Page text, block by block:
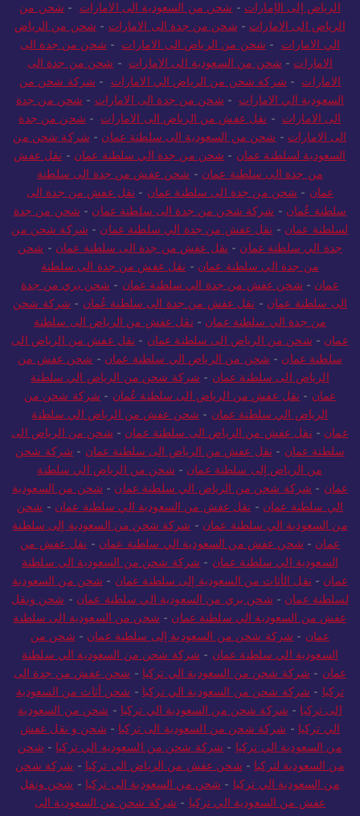
الرياض إلى الإمارات -شحن من السعودية الى الامارات-شحن من
الرياض الى الامارات-شحن من جدة الى الامارات- شحن من الرياض
الي الامارات-شحن من الرياض الى الامارات-شحن من جدة الى
الامارات-شحن من السعودية الى الامارات-شحن من جدة الى
الامارات-شركة شحن من الرياض الي الامارات- شركة شحن من
السعودية الي الامارات-شحن من جدة الى الامارات-شحن من جدة
الى الامارات-نقل عفش من الرياض الى الامارات-شحن من جدة
الى الامارات-شحن من السعودية الى سلطنة عمان -شركة شحن من
السعودية لسلطنة عمان -شحن من جدة الي سلطنة عمان -نقل عفش
من جدة الى سلطنة عمان -شحن عفش من جدة الى سلطنة
عمان -شحن من جدة الى سلطنة عمان -نقل عفش من جدة الى
سلطنة عُمان -شركة شحن من جدة الى سلطنة عمان -شحن من جدة
لسلطنة عمان -نقل عفش من جدة الي سلطنة عمان
شركة شحن من
جدة الي سلطنة عمان -نقل عفش من جدة الى سلطنة عمان -شحن
من جدة الي سلطنة عمان -نقل عفش من جدة الى سلطنة
عمان -شحن عفش من جدة الي سلطنة عمان -شحن بري من جدة
الى سلطنة عمان -نقل عفش من جدة الى سلطنة عُمان
شركة شحن
من جدة الي سلطنة عمان -نقل عفش من الرياض الى سلطنة
عمان -شحن من الرياض الى سلطنة عمان -نقل عفش من الرياض الى
سلطنة عمان -شحن من الرياض الي سلطنة عمان -شحن عفش من
الرياض الى سلطنة عمان -شركة شحن من الرياض الي سلطنة
عمان -نقل عفش من الرياض الى سلطنة عُمان -شركة شحن من
الرياض الي سلطنة عمان -شحن عفش من الرياض الي سلطنة
عمان -نقل عفش من الرياض الى سلطنة عمان -شحن من الرياض الى
سلطنة عمان
نقل عفش من الرياض الى سلطنة عمان
شركة شحن
من الرياض إلى سلطنة عمان -شحن من الرياض الي سلطنة
عمان
شركة شحن من الرياض الي سلطنة عمان
شحن من السعودية
الي سلطنة عمان -نقل عفش من السعودية الي سلطنة عمان -شحن
من السعودية الي سلطنة عمان -شركة شحن من السعودية إلى سلطنة
عمان -شحن عفش من السعودية الي سلطنة عمان -نقل عفش من
السعودية الي سلطنة عمان -شركة شحن من السعودية الي سلطنة
عمان -نقل الأثاث من السعودية إلى سلطنة عمان -شحن من السعودية
لسلطنة عمان -شحن بري من السعودية الي سلطنة عمان -شحن ونقل
عفش من السعودية الي سلطنة عمان -شحن من السعودية الى سلطنة
عمان
شركة شحن من السعودية إلى سلطنة عمان -شحن من
السعودية الي سلطنة عمان -شركة شحن من السعودية الي سلطنة
عمان
شركة شحن من السعودية الي تركيا -شحن عفش من جدة الى
تركيا-شركة شحن من السعودية الي تركيا -شحن أثاث من السعودية
الى تركيا- شركة شحن من السعودية الي تركيا-شحن من السعودية
الي تركيا-شركة شحن من السعودية الى تركيا-شحن و نقل عفش
من السعودية الي تركيا-شركة شحن من السعودية الي تركيا-شحن
من السعودية لتركيا-شحن عفش من الرياض الى تركيا -شركة شحن
من السعودية الي تركيا-شحن من السعودية الى تركيا-شحن ونقل
عفش من السعودية الي تركيا-شركة شحن من السعودية الى